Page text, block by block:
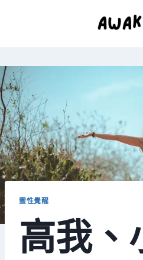
靈性覺醒
高我、